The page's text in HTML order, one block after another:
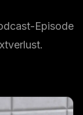
Episode